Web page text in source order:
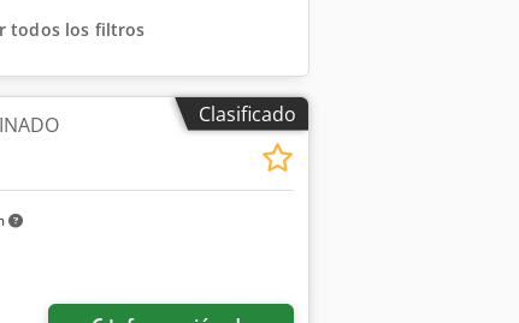
todos los filtros
Clasificado